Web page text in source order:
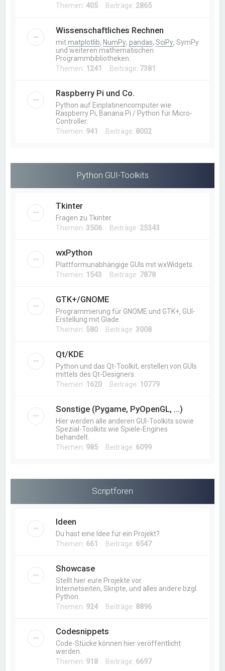
Themen:405 Beiträge: 2865
Wissenschaftliches Rechnen
mitmatplotlib, NumPy,pandas,SciPy, SymPy
und weiteren mathematischen
Programmbibliotheken.
Themen: 1241 Beiträge: 7381
Raspberry Pi und Co.
Python auf Einplatinencomputer wie
Raspberry Pi, Banana Pi / Python für Micro-
Controller
Themen: 941 Beiträge: 8002
Python GUI-Toolkits
Tkinter
Fragen zu Tkinter.
Themen: 3506 Beiträge: 25343
wxPython
Plattformunabhängige GUIs mit wxWidgets.
Themen: 1543 Beiträge: 7878
GTK+/GNOME
Programmierung für GNOME und GTK+, GUI-
Erstellung mit Glade.
Themen: 580 Beiträge: 3008
Qt/KDE
Python und das Qt-Toolkit, erstellen von GUIs
mittels des Qt-Designers.
Themen: 1620 Beiträge: 10779
Sonstige (Pygame, PyOpenGL, ...)
Hier werden alle anderen GUI-Toolkits sowie
Spezial-Toolkits wie Spiele-Engines
behandelt.
Themen: 985 Beiträge: 6099
Scriptforen
Ideen
Du hast eine Idee für ein Projekt?
Themen: 661 Beiträge: 6547
Showcase
Stellt hier eure Projekte vor.
Internetseiten, Skripte, und alles andere bzgl.
Python.
Themen: 924 Beiträge: 8896
Codesnippets
Code-Stücke können hier veröffentlicht
werden.
Themen: 918 Beiträge: 6697